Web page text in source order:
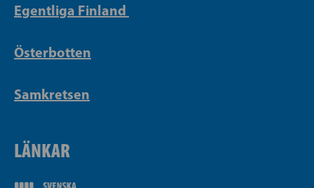
Egentliga Finland
Österbotten
Samkretsen
LÄNKAR